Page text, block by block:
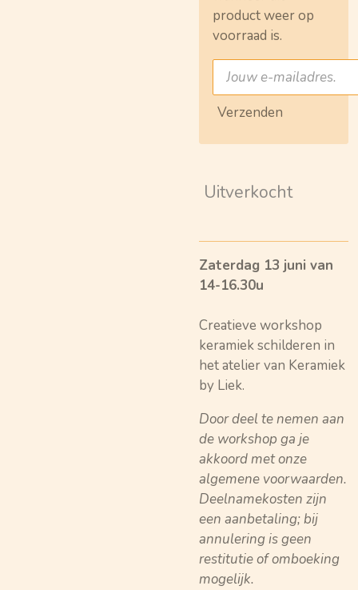
product weer op
voorraad is.
Verzenden
Uitverkocht
Zaterdag 13 juni van
14-16.30u
Creatieve workshop
keramiek schilderen in
het atelier van Keramiek
by Liek.
Door deel te nemen aan
de workshop ga je
akkoord met onze
algemene voorwaarden.
Deelnamekosten zijn
een aanbetaling; bij
annulering is geen
restitutie of omboeking
mogelijk.